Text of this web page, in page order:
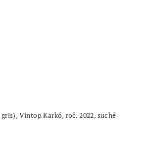
Vintop Karkó, roč. 2022, suché